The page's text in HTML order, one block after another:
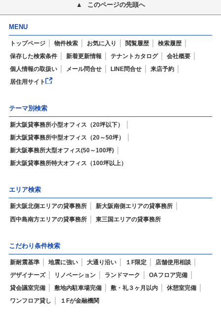
このページの先頭へ
MENU
トップページ 物件検索 お気に入り 閲覧履歴
検索履歴
保存した検索条件
新着更新情報 テナントカタログ
会社概要
個人情報の取扱い
メール問合せ LINE問合せ
来店予約
居住用サイト
テーマ別検索
新大阪貸事務所小型オフィス（20坪以下）
新大阪貸事務所中型オフィス（20～50坪）
新大阪事務所大型オフィス(50～100坪)
新大阪貸事務所特大オフィス（100坪以上）
エリア検索
新大阪北側エリアの貸事務所
新大阪南側エリアの貸事務所
西中島南方エリアの貸事務所
東三国エリアの貸事務所
こだわり条件検索
新耐震基準 地震に強い 大通り沿い １F限定
店舗使用相談
デザイナーズ
リノベーション ランドマーク
OAフロア完備
貸会議室完備
敷地内駐車場完備 敷・礼３ヶ月以内
休憩室完備
ワンフロア貸し
１Fが金融機関